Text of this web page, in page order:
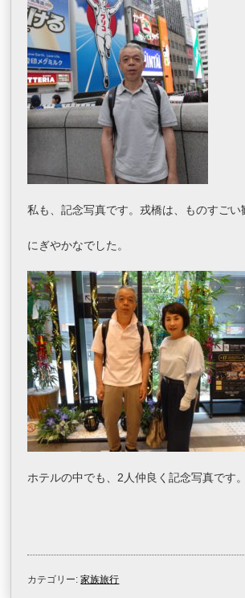
私も、記念写真です。戎橋は、ものすごい
にぎやかなでした。
ホテルの中でも、2人仲良く記念写真です。
カテゴリー:家族旅行